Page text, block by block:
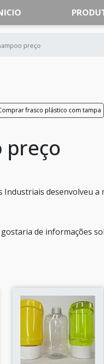
preço
frasco plástico com tampa
preço
desenvolveu
de informações